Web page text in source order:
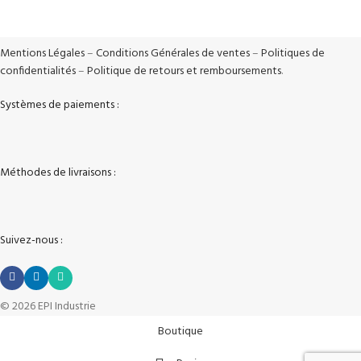
Mentions Légales–Conditions Générales de ventes–Politiques de
confidentialités–Politique de retours et remboursements.
Systèmes de paiements :
Méthodes de livraisons :
Suivez-nous :
© 2026 EPI Industrie
Boutique